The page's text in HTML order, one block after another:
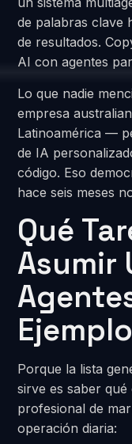
de palabras clave
de resultados.
AI con agentes
Lo que nadie
empresa
Latinoamérica —
de IA
código. Eso
hace seis meses
Qué
Asumir
Porque la lista
sirve es saber
profesional de
operación diaria: